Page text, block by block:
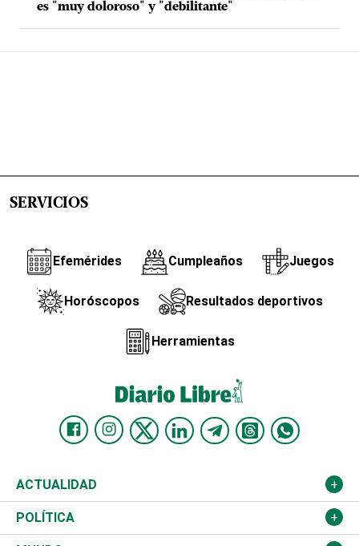
es "muy doloroso" y "debilitante"
SERVICIOS
Efemérides Cumpleaños Juegos
Horóscopos Resultados deportivos
Herramientas
ACTUALIDAD
Nacional
POLÍTICA